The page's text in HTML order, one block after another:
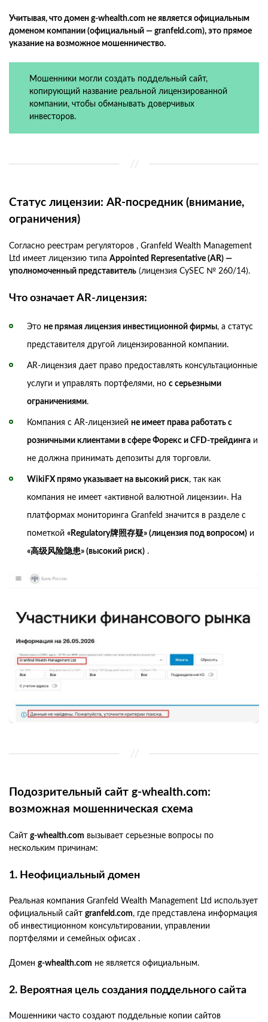
Учитывая, что домен g-whealth.com не является официальным
доменом компании (официальный — granfeld.com), это прямое
указание на возможное мошенничество.
Мошенники могли создать поддельный сайт,
копирующий название реальной лицензированной
компании, чтобы обманывать доверчивых
инвесторов.
Статус лицензии: AR-посредник (внимание,
ограничения)
Согласно реестрам регуляторов , Granfeld Wealth Management
Ltd имеет лицензию типа Appointed Representative (AR) —
уполномоченный представитель (лицензия CySEC № 260/14).
Что означает AR-лицензия:
Это не прямая лицензия инвестиционной фирмы, а статус
представителя другой лицензированной компании.
AR-лицензия дает право предоставлять консультационные
услуги и управлять портфелями, но с серьезными
ограничениями.
Компания с AR-лицензией не имеет права работать с
розничными клиентами в сфере Форекс и CFD-трейдинга и
не должна принимать депозиты для торговли.
WikiFX прямо указывает на высокий риск, так как
компания не имеет «активной валютной лицензии». На
платформах мониторинга Granfeld значится в разделе с
пометкой «Regulatory牌照存疑» (лицензия под вопросом) и
«高级风险隐患» (высокий риск) .
Подозрительный сайт g-whealth.com:
возможная мошенническая схема
Сайт g-whealth.com вызывает серьезные вопросы по
нескольким причинам:
1. Неофициальный домен
Реальная компания Granfeld Wealth Management Ltd использует
официальный сайт granfeld.com, где представлена информация
об инвестиционном консультировании, управлении
портфелями и семейных офисах .
Домен g-whealth.com не является официальным.
2. Вероятная цель создания поддельного сайта
Мошенники часто создают поддельные копии сайтов